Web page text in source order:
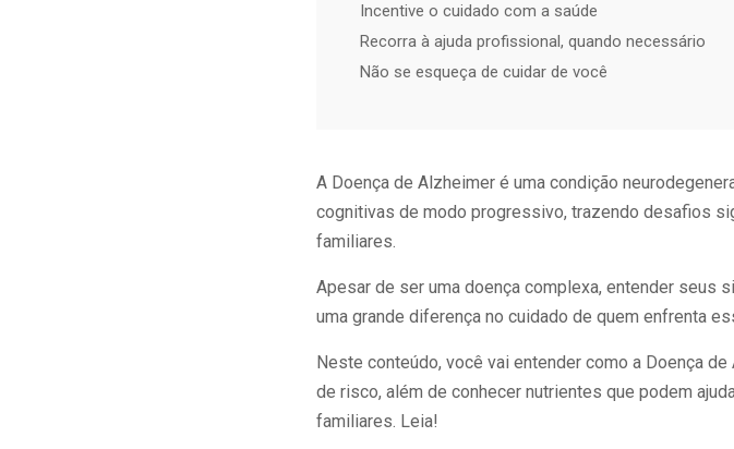
Incentive o cuidado com a saúde
Recorra à ajuda profissional, quando necessário
Não se esqueça de cuidar de você
A Doença de Alzheimer é uma condição
cognitivas de modo progressivo, trazendo desafios
familiares.
Apesar de ser uma doença complexa, entender seus
uma grande diferença no cuidado de quem enfrenta
Neste conteúdo, você vai entender como a Doença
de risco, além de conhecer nutrientes que podem
familiares. Leia!